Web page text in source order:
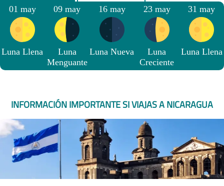
01 may
Luna Llena
09 may
Luna
Menguante
16 may
Luna Nueva
23 may
Luna
Creciente
31 may
Luna Llena
INFORMACIÓN IMPORTANTE SI VIAJAS A NICARAGUA